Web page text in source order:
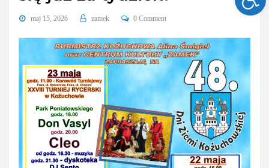
maj 15, 2026 zamek 0 Comment